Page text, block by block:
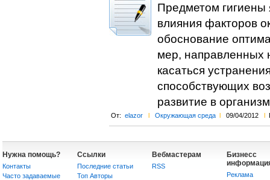
Предметом гигиены
влияния факторов
обоснование
мер, направленных
касаться
способствующих
развитие в
От: elazor l Окружающая среда l 09/04/2012 l
Нужна помощь?
Контакты
Часто задаваемые
Ссылки
Последние статьи
Топ Авторы
Вебмастерам
RSS
Бизнесс
Реклама